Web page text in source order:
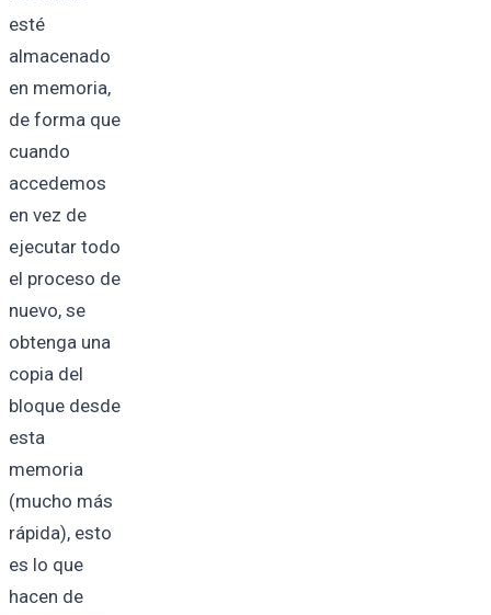
esté
almacenado
en memoria,
de forma que
cuando
accedemos
en vez de
ejecutar todo
el proceso de
nuevo, se
obtenga una
copia del
bloque desde
esta
memoria
(mucho más
rápida), esto
es lo que
hacen de